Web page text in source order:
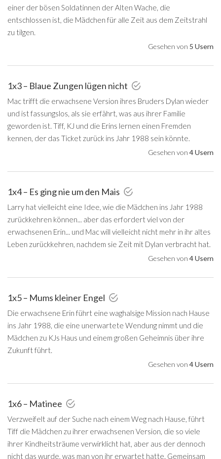
einer der bösen Soldatinnen der Alten Wache, die
entschlossen ist, die Mädchen für alle Zeit aus dem Zeitstrahl
zu tilgen.
Gesehen von 5 Usern
1x3 – Blaue Zungen lügen nicht
Mac trifft die erwachsene Version ihres Bruders Dylan wieder
und ist fassungslos, als sie erfährt, was aus ihrer Familie
geworden ist. Tiff, KJ und die Erins lernen einen Fremden
kennen, der das Ticket zurück ins Jahr 1988 sein könnte.
Gesehen von 4 Usern
1x4 – Es ging nie um den Mais
Larry hat vielleicht eine Idee, wie die Mädchen ins Jahr 1988
zurückkehren können... aber das erfordert viel von der
erwachsenen Erin... und Mac will vielleicht nicht mehr in ihr altes
Leben zurückkehren, nachdem sie Zeit mit Dylan verbracht hat.
Gesehen von 4 Usern
1x5 – Mums kleiner Engel
Die erwachsene Erin führt eine waghalsige Mission nach Hause
ins Jahr 1988, die eine unerwartete Wendung nimmt und die
Mädchen zu KJs Haus und einem großen Geheimnis über ihre
Zukunft führt.
Gesehen von 4 Usern
1x6 – Matinee
Verzweifelt auf der Suche nach einem Weg nach Hause, führt
Tiff die Mädchen zu ihrer erwachsenen Version, die so viele
ihrer Kindheitsträume verwirklicht hat, aber aus der dennoch
nicht das wurde, was man von ihr erwartet hatte. Gemeinsam